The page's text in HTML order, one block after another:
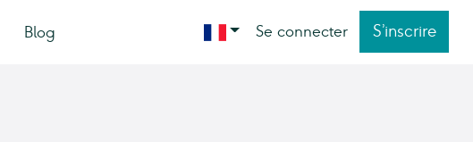
Blog Se connecter S’inscrire